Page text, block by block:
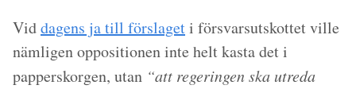
Viddagens ja till förslageti försvarsutskottet ville
nämligen oppositionen inte helt kasta det i
papperskorgen, utan “att regeringen ska utreda